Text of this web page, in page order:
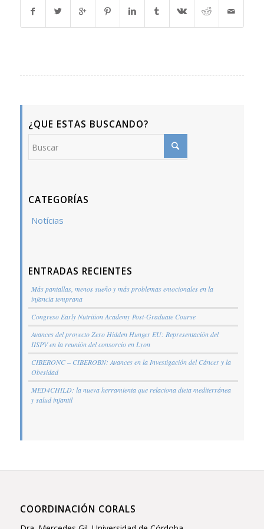
¿QUE ESTAS BUSCANDO?
CATEGORÍAS
Notícias
ENTRADAS RECIENTES
Más pantallas, menos sueño y más problemas emocionales en la
infancia temprana
Congreso Early Nutrition Academy Post-Graduate Course
Avances del proyecto Zero Hidden Hunger EU: Representación del
IISPV en la reunión del consorcio en Lyon
CIBERONC – CIBEROBN: Avances en la Investigación del Cáncer y la
Obesidad
MED4CHILD: la nueva herramienta que relaciona dieta mediterránea
y salud infantil
COORDINACIÓN CORALS